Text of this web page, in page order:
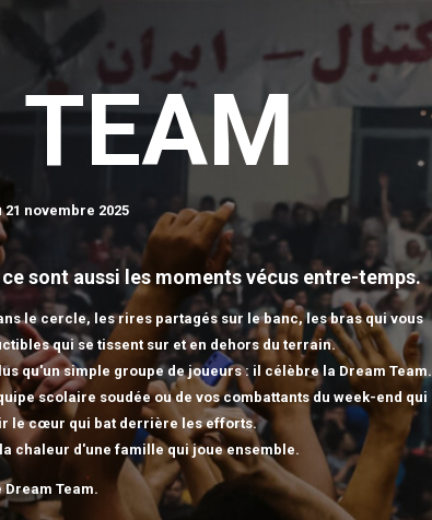
TEAM
21 novembre 2025
sont aussi les moments vécus entre-temps.
le cercle, les rires partagés sur le banc, les bras qui vous
qui se tissent sur et en dehors du terrain.
qu'un simple groupe de joueurs : il célèbre la Dream Team.
scolaire soudée ou de vos combattants du week-end qui
le cœur qui bat derrière les efforts.
chaleur d'une famille qui joue ensemble.
Team.